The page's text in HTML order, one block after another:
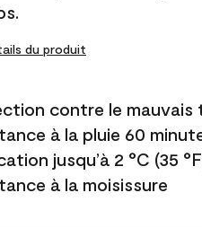
du produit
contre le mauvais
à la pluie 60
jusqu’à 2 °C (35
à la moisissure